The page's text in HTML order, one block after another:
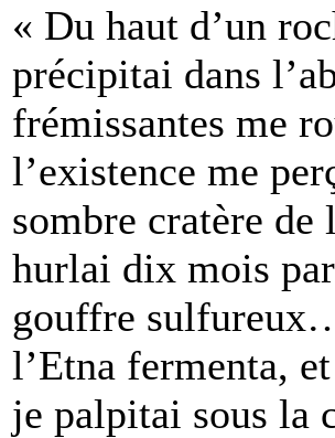
« Du haut d’un
précipitai dans
frémissantes me
l’existence me
sombre cratère
hurlai dix mois
gouffre
l’Etna fermenta,
je palpitai sous la